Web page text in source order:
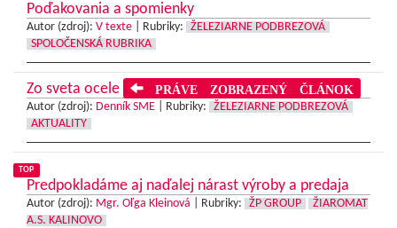
Poďakovania a spomienky
Autor (zdroj): V texte Rubriky:
ŽELEZIARNE PODBREZOVÁ
SPOLOČENSKÁ RUBRIKA
Zo sveta ocele PRÁVE ZOBRAZENÝ ČLÁNOK
Autor (zdroj): Denník SME Rubriky:
ŽELEZIARNE PODBREZOVÁ
AKTUALITY
TOP
Predpokladáme aj naďalej nárast výroby a predaja
Autor (zdroj): Mgr. Oľga Kleinová Rubriky: ŽP GROUP
ŽIAROMAT
A.S. KALINOVO